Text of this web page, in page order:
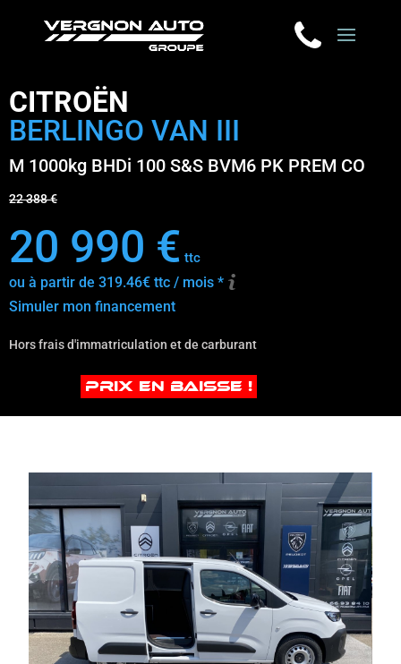
CITROËN
BERLINGO VAN III
M 1000kg BHDi 100 S&S BVM6 PK PREM CO
22 388 €
20 990 € ttc
ou à partir de 319.46€ ttc / mois *
Simuler mon financement
Hors frais d'immatriculation et de carburant
PRIX EN BAISSE !